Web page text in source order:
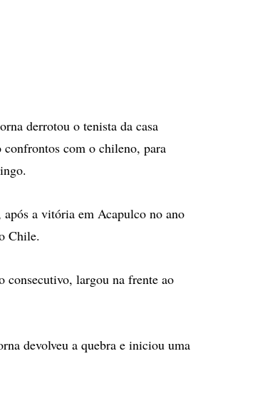
derrotou o tenista da casa
com o chileno, para
a vitória em Acapulco no ano
Chile.
consecutivo, largou na frente ao
devolveu a quebra e iniciou uma